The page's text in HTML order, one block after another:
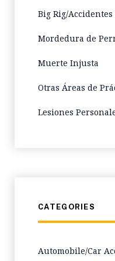
Big Rig/Accidentes
Mordedura de
Muerte Injusta
Otras Áreas de
Lesiones
CATEGORIES
Automobile/Car